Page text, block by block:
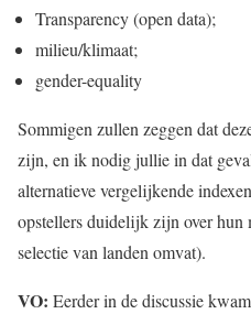
Transparency (open data);
milieu/klimaat;
gender-equality
Sommigen zullen zeggen dat
zijn, en ik nodig jullie in dat
alternatieve vergelijkende
opstellers duidelijk zijn over hun
selectie van landen omvat).
VO: Eerder in de discussie